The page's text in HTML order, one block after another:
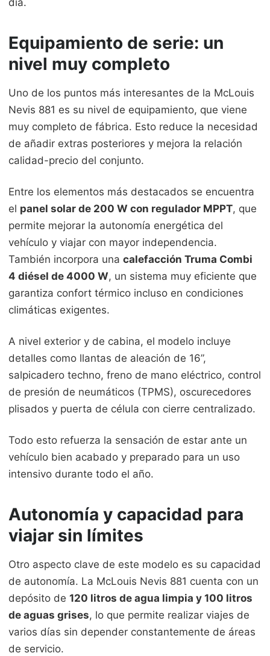
día.
Equipamiento de serie: un
nivel muy completo
Uno de los puntos más interesantes de la McLouis
Nevis 881 es su nivel de equipamiento, que viene
muy completo de fábrica. Esto reduce la necesidad
de añadir extras posteriores y mejora la relación
calidad-precio del conjunto.
Entre los elementos más destacados se encuentra
el panel solar de 200 W con regulador MPPT, que
permite mejorar la autonomía energética del
vehículo y viajar con mayor independencia.
También incorpora una calefacción Truma Combi
4 diésel de 4000 W, un sistema muy eficiente que
garantiza confort térmico incluso en condiciones
climáticas exigentes.
A nivel exterior y de cabina, el modelo incluye
detalles como llantas de aleación de 16”,
salpicadero techno, freno de mano eléctrico, control
de presión de neumáticos (TPMS), oscurecedores
plisados y puerta de célula con cierre centralizado.
Todo esto refuerza la sensación de estar ante un
vehículo bien acabado y preparado para un uso
intensivo durante todo el año.
Autonomía y capacidad para
viajar sin límites
Otro aspecto clave de este modelo es su capacidad
de autonomía. La McLouis Nevis 881 cuenta con un
depósito de 120 litros de agua limpia y 100 litros
de aguas grises, lo que permite realizar viajes de
varios días sin depender constantemente de áreas
de servicio.